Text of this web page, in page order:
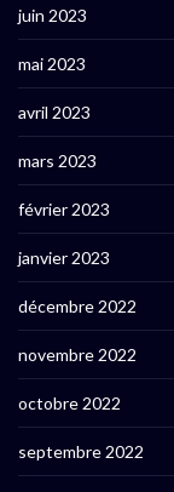
juin 2023
mai 2023
avril 2023
mars 2023
février 2023
janvier 2023
décembre 2022
novembre 2022
octobre 2022
septembre 2022